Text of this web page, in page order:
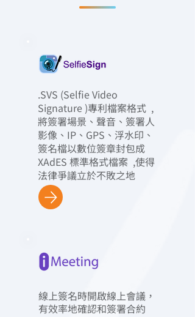
.SVS (Selfie Video
Signature )專利檔案格式 ,
將簽署場景、聲音、簽署人
影像、IP、GPS、浮水印、
簽名檔以數位簽章封包成
XAdES 標準格式檔案 ,使得
法律爭議立於不敗之地
線上簽名時開啟線上會議，
有效率地確認和簽署合約